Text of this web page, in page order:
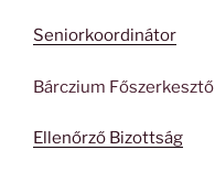
Seniorkoordinátor
Bárczium Főszerkesztő
Ellenőrző Bizottság